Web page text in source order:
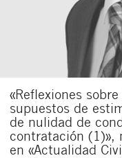
«Reflexiones
supuestos de
de nulidad de
contratación (1)»,
en «Actualidad